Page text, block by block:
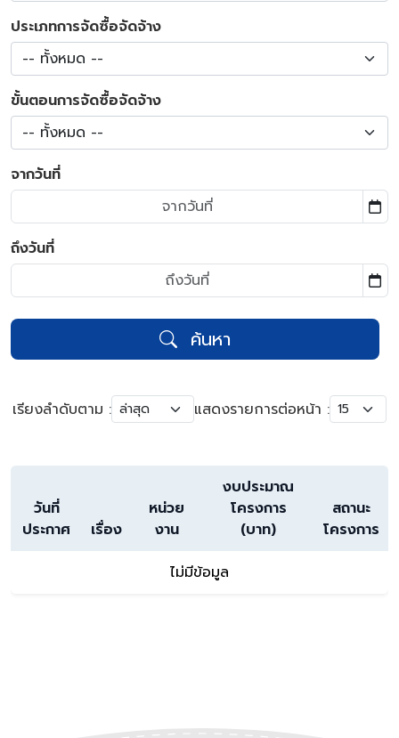
ประเภทการจัดซื้อจัดจ้าง
-- ทั้งหมด --
ขั้นตอนการจัดซื้อจัดจ้าง
-- ทั้งหมด --
จากวันที่
ถึงวันที่
ค้นหา
เรียงลำดับตาม : แสดงรายการต่อหน้า :
วันที่
ประกาศ
เรื่อง
หน่วย
งาน
งบประมาณ
โครงการ
(บาท)
สถานะ
โครงการ
ไม่มีข้อมูล